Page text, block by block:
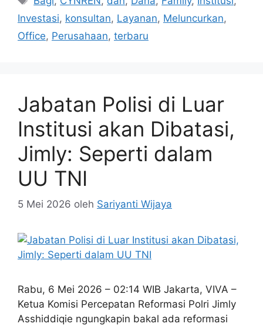
Investasi, konsultan, Layanan, Meluncurkan,
Office, Perusahaan, terbaru
Jabatan Polisi di Luar
Institusi akan Dibatasi,
Jimly: Seperti dalam
UU TNI
5 Mei 2026 oleh Sariyanti Wijaya
Rabu, 6 Mei 2026 – 02:14 WIB Jakarta, VIVA –
Ketua Komisi Percepatan Reformasi Polri Jimly
Asshiddiqie ngungkapin bakal ada reformasi